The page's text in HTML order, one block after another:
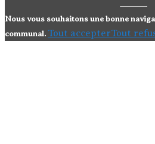
Nous vous souhaitons une bonne
communal. Tout accepterTout